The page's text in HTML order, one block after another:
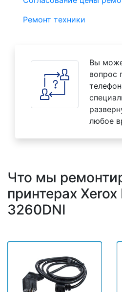
Ремонт техники
Вы
вопрос
любое
Что мы
принтерах
3260DNI